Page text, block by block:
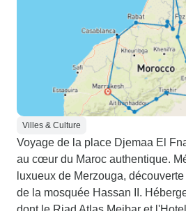
Villes & Culture
Voyage de la place Djemaa El
au cœur du Maroc authentique.
luxueux de Merzouga,
de la mosquée Hassan II.